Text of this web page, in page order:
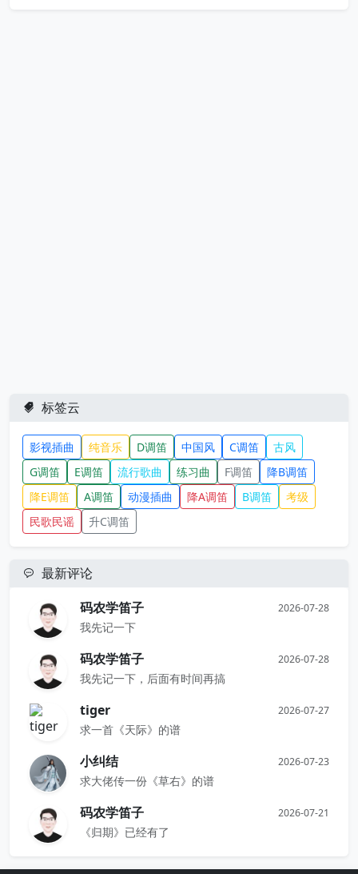
标签云
影视插曲 纯音乐 D调笛 中国风 C调笛
古风
G调笛
E调笛 流行歌曲 练习曲 F调笛
降B调笛
降E调笛
A调笛 动漫插曲 降A调笛 B调笛
考级
民歌民谣
升C调笛
最新评论
码农学笛子
2026-07-28
我先记一下
码农学笛子 2026-07-28
我先记一下，后面有时间再搞
tiger 2026-07-27
求一首《天际》的谱
小纠结 2026-07-23
求大佬传一份《草右》的谱
码农学笛子 2026-07-21
《归期》已经有了